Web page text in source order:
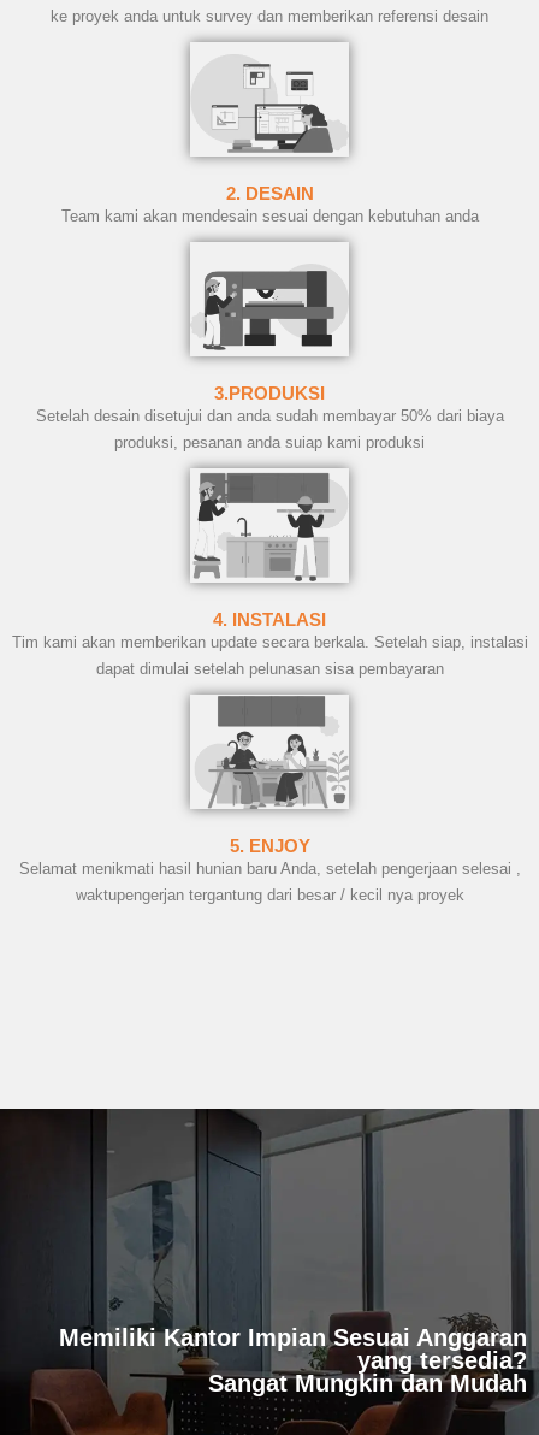
ke proyek anda untuk survey dan memberikan referensi desain
2. DESAIN
Team kami akan mendesain sesuai dengan kebutuhan anda
3.PRODUKSI
Setelah desain disetujui dan anda sudah membayar 50% dari biaya
produksi, pesanan anda suiap kami produksi
4. INSTALASI
Tim kami akan memberikan update secara berkala. Setelah siap, instalasi
dapat dimulai setelah pelunasan sisa pembayaran
5. ENJOY
Selamat menikmati hasil hunian baru Anda, setelah pengerjaan selesai ,
waktupengerjan tergantung dari besar / kecil nya proyek
Memiliki Kantor Impian Sesuai Anggaran
yang tersedia?
Sangat Mungkin dan Mudah